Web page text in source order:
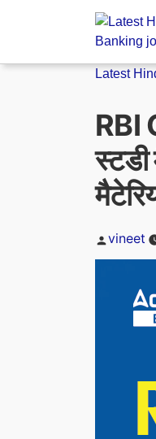
Latest
RBI
Posted
vineet